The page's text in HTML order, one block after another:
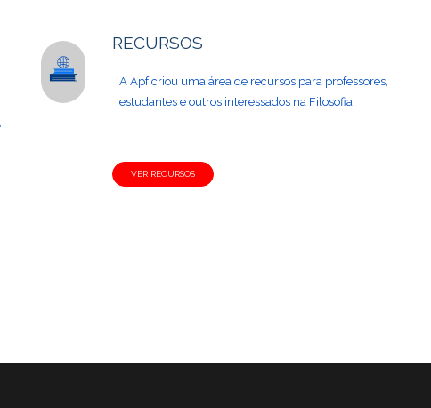
RECURSOS
A Apf criou uma área de recursos para professores,
estudantes e outros interessados na Filosofia.
VER RECURSOS